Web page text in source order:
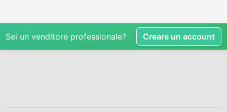
Sei un venditore professionale? Creare un account